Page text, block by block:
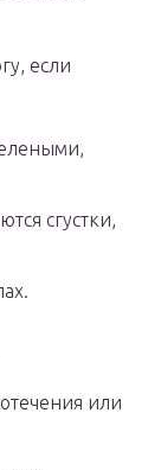
если
сгустки,
или